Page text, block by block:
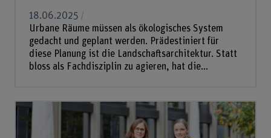
18.06.2025
Urbane Räume müssen als ökologisches System
gedacht und geplant werden. Prädestiniert für
diese Planung ist die Landschaftsarchitektur. Statt
bloss als Fachdisziplin zu agieren, hat die...